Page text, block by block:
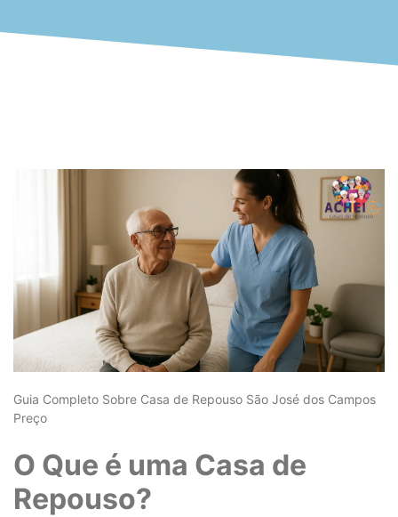
Guia Completo Sobre Casa de Repouso São José dos Campos
Preço
O Que é uma Casa de
Repouso?